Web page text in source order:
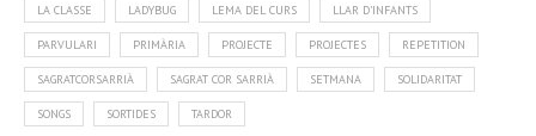
LA CLASSE LADYBUG LEMA DEL CURS LLAR D'INFANTS
PARVULARI PRIMÀRIA PROJECTE PROJECTES REPETITION
SAGRATCORSARRIÀ SAGRAT COR SARRIÀ SETMANA SOLIDARITAT
SONGS SORTIDES TARDOR